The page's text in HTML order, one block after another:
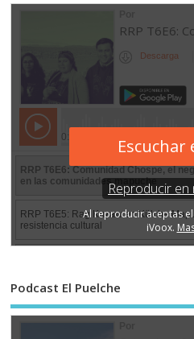
Podcast El Puelche